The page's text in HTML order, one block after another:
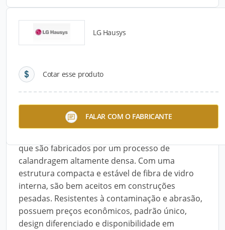
LG Hausys
Cotar esse produto
FALAR COM O FABRICANTE
Detalhes do produto
Descrição do Produto
O rolo Comercial Leve da LG Hausys oferecem ao
consumidor três opções diferentes para escolha:
que são fabricados por um processo de
calandragem altamente densa. Com uma
estrutura compacta e estável de fibra de vidro
interna, são bem aceitos em construções
pesadas. Resistentes à contaminação e abrasão,
possuem preços econômicos, padrão único,
design diferenciado e disponibilidade em